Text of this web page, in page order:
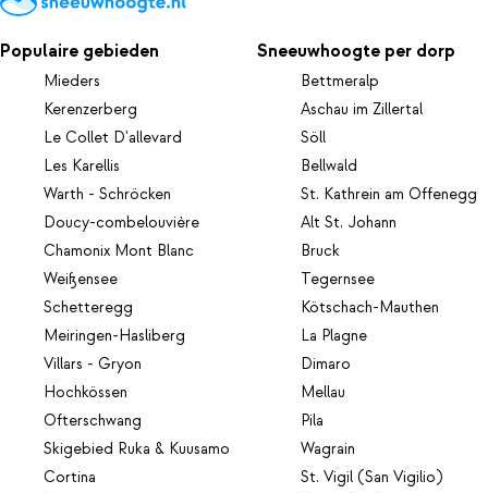
Populaire gebieden
Mieders
Kerenzerberg
Le Collet D'allevard
Les Karellis
Warth - Schröcken
Doucy-combelouvière
Chamonix Mont Blanc
Weißensee
Schetteregg
Meiringen-Hasliberg
Villars - Gryon
Hochkössen
Ofterschwang
Skigebied Ruka & Kuusamo
Cortina
Sneeuwhoogte per dorp
Bettmeralp
Aschau im Zillertal
Söll
Bellwald
St. Kathrein am Offenegg
Alt St. Johann
Bruck
Tegernsee
Kötschach-Mauthen
La Plagne
Dimaro
Mellau
Pila
Wagrain
St. Vigil (San Vigilio)